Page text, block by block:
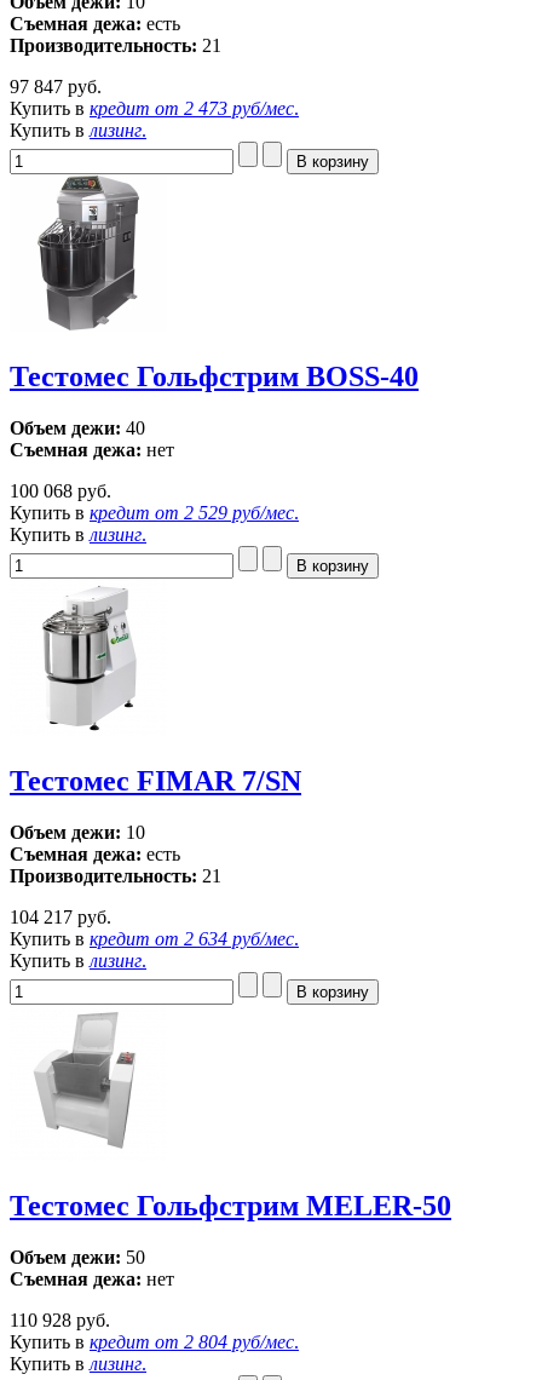
Съемная дежа: есть
Производительность: 21
97 847 руб.
Купить в кредит от 2 473 руб/мес.
Купить в лизинг.
Тестомес Гольфстрим BOSS-40
Объем дежи: 40
Съемная дежа: нет
100 068 руб.
Купить в кредит от 2 529 руб/мес.
Купить в лизинг.
Тестомес FIMAR 7/SN
Объем дежи: 10
Съемная дежа: есть
Производительность: 21
104 217 руб.
Купить в кредит от 2 634 руб/мес.
Купить в лизинг.
Тестомес Гольфстрим MELER-50
Объем дежи: 50
Съемная дежа: нет
110 928 руб.
Купить в кредит от 2 804 руб/мес.
Купить в лизинг.